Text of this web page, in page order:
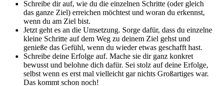
Schreibe dir auf, wie du die einzelnen Schritte (oder gleich
das ganze Ziel) erreichen möchtest und woran du erkennst,
wenn du am Ziel bist.
Jetzt geht es an die Umsetzung. Sorge dafür, dass du einzelne
kleine Schritte auf dem Weg zu deinem Ziel gehst und
genieße das Gefühl, wenn du wieder etwas geschafft hast.
Schreibe deine Erfolge auf. Mache sie dir ganz konkret
bewusst und belohne dich dafür. Sei stolz auf deine Erfolge,
selbst wenn es erst mal vielleicht gar nichts Großartiges war.
Das kommt schon noch!